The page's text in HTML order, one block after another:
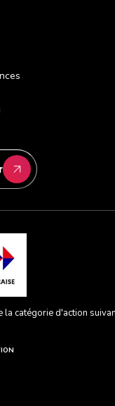
la catégorie d'action